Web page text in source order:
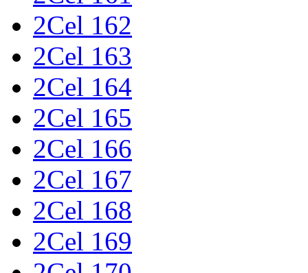
2Cel 162
2Cel 163
2Cel 164
2Cel 165
2Cel 166
2Cel 167
2Cel 168
2Cel 169